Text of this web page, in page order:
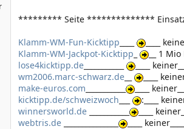
********* Seite **************
Klamm-WM-Fun-Kicktipp
____
Klamm-WM-Jackpot-Kicktipp
__ 1 Mio
lose4kicktipp.de
____
wm2006.marc-schwarz.de
____
make-euros.com
____
kicktipp.de/schweizwoch
:____
winnersworld.de
____
webtris.de
____ keiner____